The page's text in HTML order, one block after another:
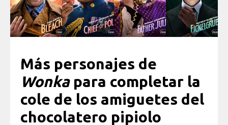
Más personajes de
Wonkapara completar la
cole de los amiguetes del
chocolatero pipiolo